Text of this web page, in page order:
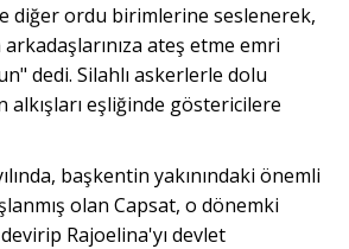
diğer ordu birimlerine seslenerek,
arkadaşlarınıza ateş etme emri
dedi. Silahlı askerlerle dolu
alkışları eşliğinde göstericilere
başkentin yakınındaki önemli
olan Capsat, o dönemki
Rajoelina'yı devlet